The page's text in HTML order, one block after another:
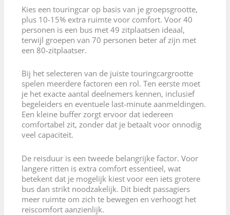
Kies een touringcar op basis van je groepsgrootte,
plus 10-15% extra ruimte voor comfort. Voor 40
personen is een bus met 49 zitplaatsen ideaal,
terwijl groepen van 70 personen beter af zijn met
een 80-zitplaatser.
Bij het selecteren van de juiste touringcargrootte
spelen meerdere factoren een rol. Ten eerste moet
je het exacte aantal deelnemers kennen, inclusief
begeleiders en eventuele last-minute aanmeldingen.
Een kleine buffer zorgt ervoor dat iedereen
comfortabel zit, zonder dat je betaalt voor onnodig
veel capaciteit.
De reisduur is een tweede belangrijke factor. Voor
langere ritten is extra comfort essentieel, wat
betekent dat je mogelijk kiest voor een iets grotere
bus dan strikt noodzakelijk. Dit biedt passagiers
meer ruimte om zich te bewegen en verhoogt het
reiscomfort aanzienlijk.